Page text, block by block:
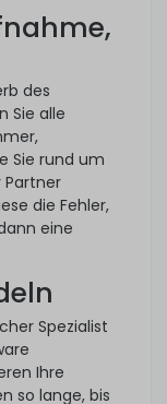
des
Sie alle
Sie rund um
Partner
die Fehler,
eine
Spezialist
Ihre
so lange, bis